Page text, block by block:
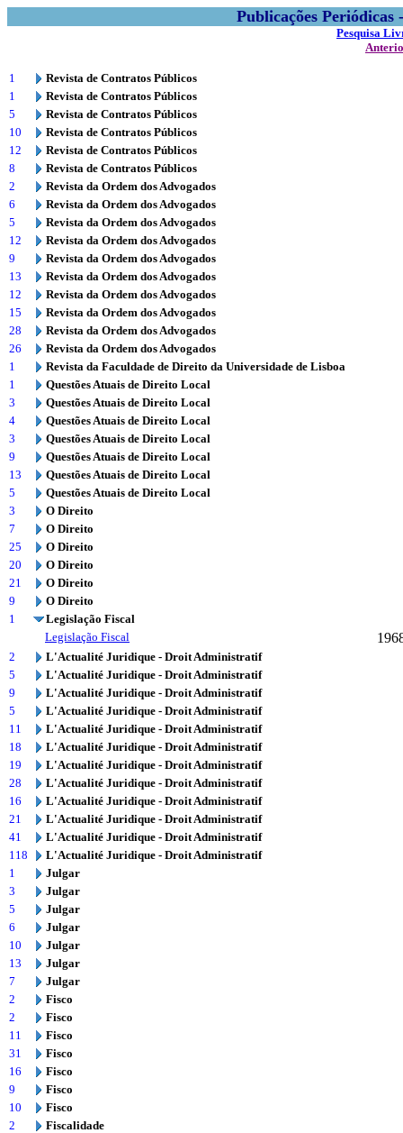
Publicações
Pesquisa
1
Revista de Contratos Públicos
1
Revista de Contratos Públicos
5
Revista de Contratos Públicos
10
Revista de Contratos Públicos
12
Revista de Contratos Públicos
8
Revista de Contratos Públicos
2
Revista da Ordem dos Advogados
6
Revista da Ordem dos Advogados
5
Revista da Ordem dos Advogados
12
Revista da Ordem dos Advogados
9
Revista da Ordem dos Advogados
13
Revista da Ordem dos Advogados
12
Revista da Ordem dos Advogados
15
Revista da Ordem dos Advogados
28
Revista da Ordem dos Advogados
26
Revista da Ordem dos Advogados
1
Revista da Faculdade de Direito da Universidade de Lisboa
1
Questões Atuais de Direito Local
3
Questões Atuais de Direito Local
4
Questões Atuais de Direito Local
3
Questões Atuais de Direito Local
9
Questões Atuais de Direito Local
13
Questões Atuais de Direito Local
5
Questões Atuais de Direito Local
3
O Direito
7
O Direito
25
O Direito
20
O Direito
21
O Direito
9
O Direito
1
Legislação Fiscal
Legislação Fiscal
2
L'Actualité Juridique - Droit Administratif
5
L'Actualité Juridique - Droit Administratif
9
L'Actualité Juridique - Droit Administratif
5
L'Actualité Juridique - Droit Administratif
11
L'Actualité Juridique - Droit Administratif
18
L'Actualité Juridique - Droit Administratif
19
L'Actualité Juridique - Droit Administratif
28
L'Actualité Juridique - Droit Administratif
16
L'Actualité Juridique - Droit Administratif
21
L'Actualité Juridique - Droit Administratif
41
L'Actualité Juridique - Droit Administratif
118
L'Actualité Juridique - Droit Administratif
1
Julgar
3
Julgar
5
Julgar
6
Julgar
10
Julgar
13
Julgar
7
Julgar
2
Fisco
2
Fisco
11
Fisco
31
Fisco
16
Fisco
9
Fisco
10
Fisco
2
Fiscalidade